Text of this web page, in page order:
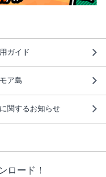
ガイド
ア島
関するお知らせ
ロード！